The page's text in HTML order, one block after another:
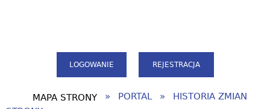
LOGOWANIE REJESTRACJA
MAPA STRONY PORTAL
HISTORIA ZMIAN